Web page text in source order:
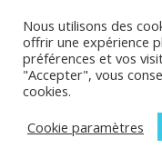
Nous utilisons des
offrir une expérience
préférences et vos
"Accepter", vous
cookies.
Cookie paramètres